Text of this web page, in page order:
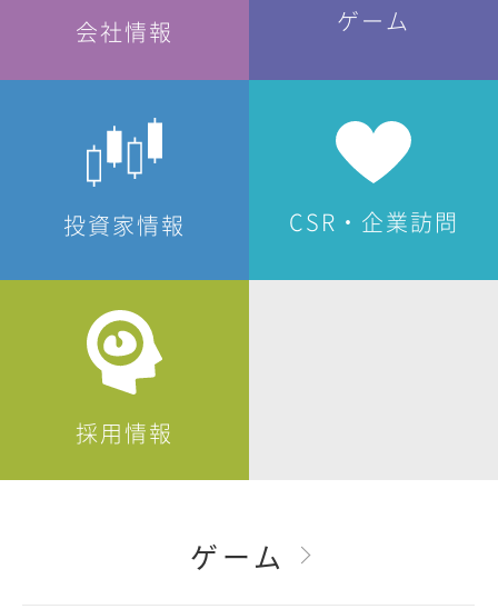
会社情報
ゲーム
投資家情報 CSR・企業訪問
採用情報
ゲーム